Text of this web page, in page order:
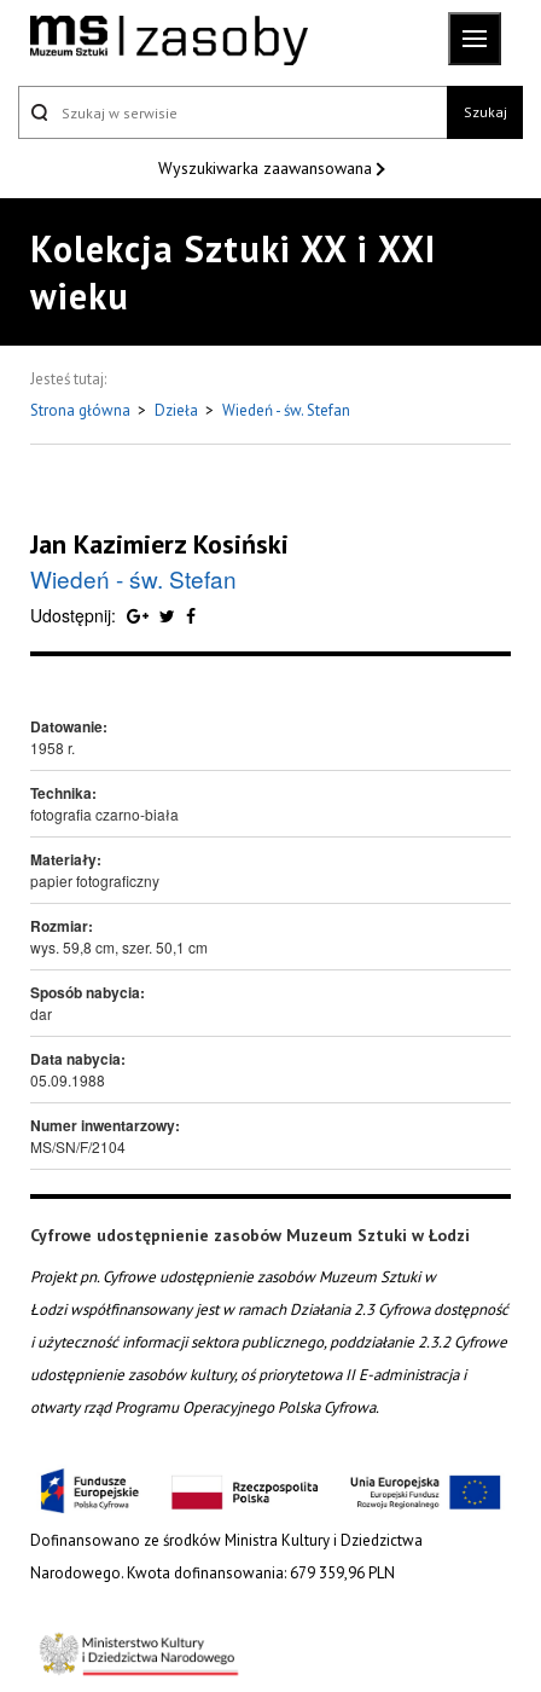
Szukaj
Wyszukiwarka zaawansowana
Kolekcja Sztuki XX i XXI
wieku
Jesteś tutaj:
Strona główna > Dzieła > Wiedeń - św. Stefan
Jan Kazimierz Kosiński
Wiedeń - św. Stefan
Udostępnij:
Datowanie:
1958 r.
Technika:
fotografia czarno-biała
Materiały:
papier fotograficzny
Rozmiar:
wys. 59,8 cm, szer. 50,1 cm
Sposób nabycia:
dar
Data nabycia:
05.09.1988
Numer inwentarzowy:
MS/SN/F/2104
Cyfrowe udostępnienie zasobów Muzeum Sztuki w Łodzi
Projekt pn. Cyfrowe udostępnienie zasobów Muzeum Sztuki w
Łodzi współfinansowany jest w ramach Działania 2.3 Cyfrowa dostępność
i użyteczność informacji sektora publicznego, poddziałanie 2.3.2 Cyfrowe
udostępnienie zasobów kultury, oś priorytetowa II E-administracja i
otwarty rząd Programu Operacyjnego Polska Cyfrowa.
Dofinansowano ze środków Ministra Kultury i Dziedzictwa
Narodowego. Kwota dofinansowania: 679 359,96 PLN